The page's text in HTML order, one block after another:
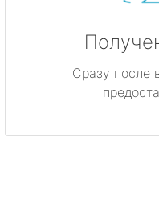
Сразу после